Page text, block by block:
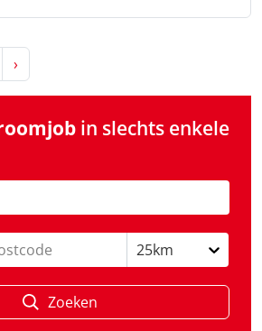
›
in slechts enkele
25km
Zoeken